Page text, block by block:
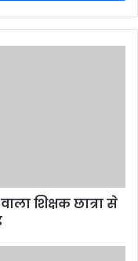
शिक्षक छात्रा से